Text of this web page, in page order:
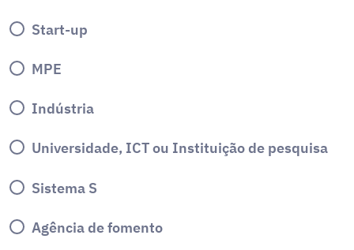
Start-up
MPE
Indústria
Universidade, ICT ou Instituição de pesquisa
Sistema S
Agência de fomento